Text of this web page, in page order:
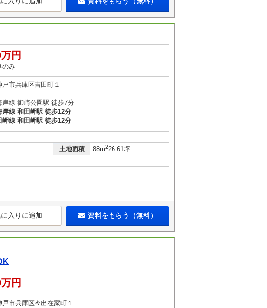
円
のみ
戸市兵庫区吉田町１
岸線 御崎公園駅 徒歩7分
岸線 和田岬駅 徒歩12分
岬線 和田岬駅 徒歩12分
土地面積 88m226.61坪
入りに追加 資料をもらう（無料）
円
戸市兵庫区今出在家町１